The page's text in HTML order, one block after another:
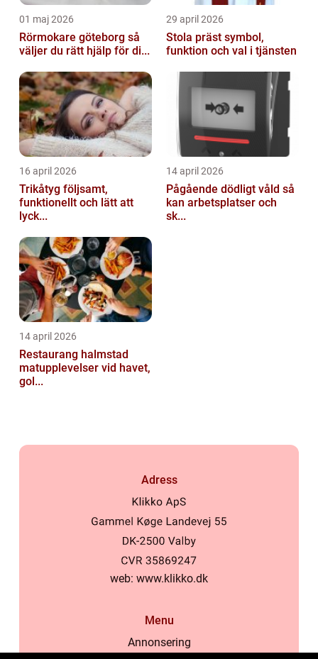
01 maj 2026
Rörmokare göteborg så
väljer du rätt hjälp för di...
29 april 2026
Stola präst symbol,
funktion och val i tjänsten
16 april 2026
Trikåtyg följsamt,
funktionellt och lätt att
lyck...
14 april 2026
Pågående dödligt våld så
kan arbetsplatser och
sk...
14 april 2026
Restaurang halmstad
matupplevelser vid havet,
gol...
Adress
web: www.klikko.dk
Menu
Annonsering